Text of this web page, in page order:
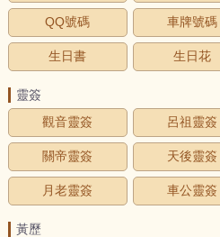
QQ號碼 車牌號碼
生日書 生日花
靈簽
觀音靈簽
呂祖靈簽
關帝靈簽 天後靈簽
月老靈簽 車公靈簽
黃歷